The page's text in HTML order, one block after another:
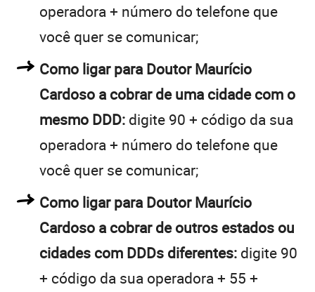
operadora + número do telefone que
você quer se comunicar;
Como ligar para Doutor Maurício
Cardoso a cobrar de uma cidade com o
mesmo DDD: digite 90 + código da sua
operadora + número do telefone que
você quer se comunicar;
Como ligar para Doutor Maurício
Cardoso a cobrar de outros estados ou
cidades com DDDs diferentes: digite 90
+ código da sua operadora + 55 +